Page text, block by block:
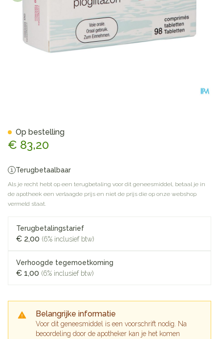
€ 83,20
Terugbetaalbaar
Als je recht hebt op een terugbetaling voor dit geneesmiddel, betaal je in
de apotheek een verlaagde prijs en niet de prijs die op onze webshop
vermeld staat.
Terugbetalingstarief
€ 2,00 (6% inclusief btw)
Verhoogde tegemoetkoming
€ 1,00 (6% inclusief btw)
Belangrijke informatie
Voor dit geneesmiddel is een voorschrift nodig. Na
beoordeling door de apotheker kan je het komen
Op bestelling